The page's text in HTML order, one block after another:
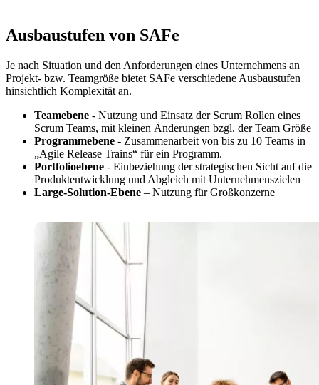
Ausbaustufen von SAFe
Je nach Situation und den Anforderungen eines Unternehmens an
Projekt- bzw. Teamgröße bietet SAFe verschiedene Ausbaustufen
hinsichtlich Komplexität an.
Teamebene - Nutzung und Einsatz der Scrum Rollen eines
Scrum Teams, mit kleinen Änderungen bzgl. der Team Größe
Programmebene - Zusammenarbeit von bis zu 10 Teams in
„Agile Release Trains“ für ein Programm.
Portfolioebene - Einbeziehung der strategischen Sicht auf die
Produktentwicklung und Abgleich mit Unternehmenszielen
Large-Solution-Ebene – Nutzung für Großkonzerne